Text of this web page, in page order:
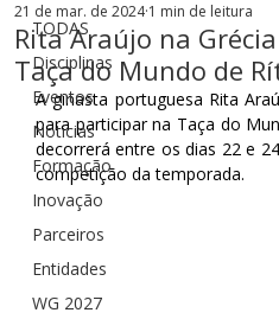
TODAS
Disciplinas
Eventos
Notícias
Formação
Inovação
Parceiros
Entidades
WG 2027
Rita Araújo na
Taça do Mundo de
21 de mar. de 2024 1 min de leitura
A ginasta portuguesa Rita
para participar na Taça do
decorrerá entre os dias 22 e
competição da temporada.